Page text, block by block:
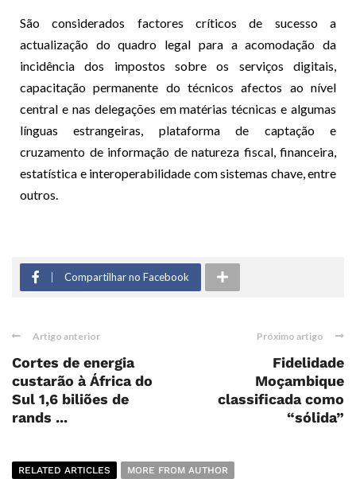
São considerados factores críticos de sucesso a
actualização do quadro legal para a acomodação da
incidência dos impostos sobre os serviços digitais,
capacitação permanente do técnicos afectos ao nível
central e nas delegações em matérias técnicas e algumas
línguas estrangeiras, plataforma de captação e
cruzamento de informação de natureza fiscal, financeira,
estatística e interoperabilidade com sistemas chave, entre
outros.
Compartilhar no Facebook
Artigo anterior
Cortes de energia
custarão à África do
Sul 1,6 biliões de
rands ...
Próximo artigo
Fidelidade
Moçambique
classificada como
“sólida”
RELATED ARTICLES
MORE FROM AUTHOR